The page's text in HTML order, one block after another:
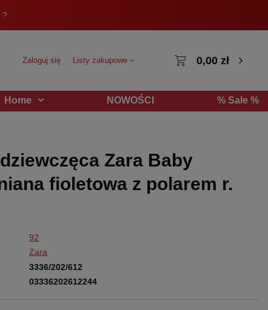
?
Zaloguj się Listy zakupowe 0,00 zł
Home NOWOŚCI % Sale %
Zara Baby
fioletowa z polarem r.
92
Zara
3336/202/612
03336202612244